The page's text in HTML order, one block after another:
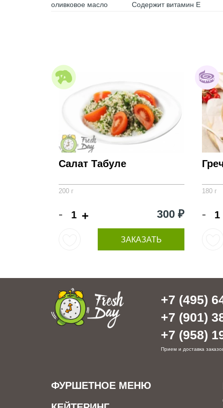
оливковое масло
Содержит витамин Е
Салат Табуле
200 г
- + 300 ₽
ЗАКАЗАТЬ
180 г
-
+7 (495)
+7 (901)
+7 (958)
Прием и доставка
ФУРШЕТНОЕ МЕНЮ